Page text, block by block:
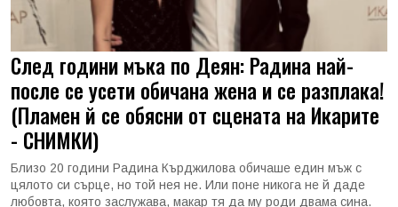
След години мъка по Деян: Радина най-
после се усети обичана жена и се разплака!
(Пламен й се обясни от сцената на Икарите
- СНИМКИ)
Близо 20 години Радина Кърджилова обичаше един мъж с
цялото си сърце, но той нея не. Или поне никога не й даде
любовта, която заслужава, макар тя да му роди двама сина.